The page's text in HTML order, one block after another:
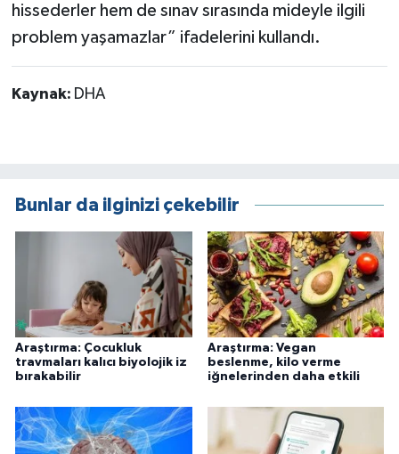
hissederler hem de sınav sırasında mideyle ilgili
problem yaşamazlar” ifadelerini kullandı.
Kaynak: DHA
Bunlar da ilginizi çekebilir
Araştırma: Çocukluk
travmaları kalıcı biyolojik iz
bırakabilir
Araştırma: Vegan
beslenme, kilo verme
iğnelerinden daha etkili